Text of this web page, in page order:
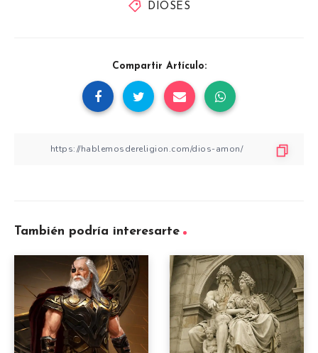
DIOSES
Compartir Artículo:
También podría interesarte